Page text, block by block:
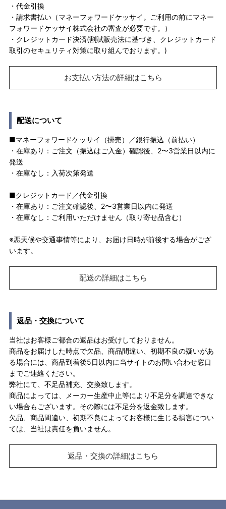
・代金引換
・請求書払い（マネーフォワードケッサイ。ご利用の前にマネー
フォワードケッサイ株式会社の審査が必要です。）
・クレジットカード決済(割賦販売法に基づき、クレジットカード
取引のセキュリティ対策に取り組んでおります。)
お支払い方法の詳細はこちら
配送について
■マネーフォワードケッサイ（掛売）／銀行振込（前払い）
・在庫あり：ご注文（振込はご入金）確認後、2〜3営業日以内に
発送
・在庫なし：入荷次第発送
■クレジットカード／代金引換
・在庫あり：ご注文確認後、2〜3営業日以内に発送
・在庫なし：ご利用いただけません（取り寄せ品含む）
※悪天候や交通事情等により、お届け日時が前後する場合がござ
います。
配送の詳細はこちら
返品・交換について
当社はお客様ご都合の返品はお受けしておりません。
商品をお届けした時点で欠品、商品間違い、初期不良の疑いがあ
る場合には、商品到着後5日以内に当サイトのお問い合わせ窓口
までご連絡ください。
弊社にて、不足品補充、交換致します。
商品によっては、メーカー生産中止等により不足分を調達できな
い場合もございます。その際には不足分を返金致します。
欠品、商品間違い、初期不良によってお客様に生じる損害につい
ては、当社は責任を負いません。
返品・交換の詳細はこちら